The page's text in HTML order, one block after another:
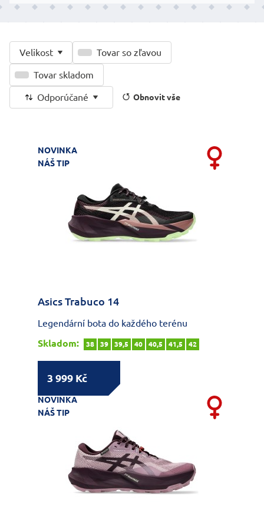
Velikost Tovar so zľavou
Tovar skladom
Odporúčané Obnovit vše
NOVINKA
NÁŠ TIP
Asics Trabuco 14
Legendární bota do každého terénu
Skladom:
38 39 39,5 40 40,5 41,5 42
3 999 Kč
NOVINKA
NÁŠ TIP